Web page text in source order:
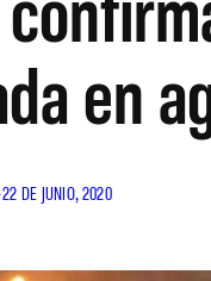
en
22 DE JUNIO, 2020